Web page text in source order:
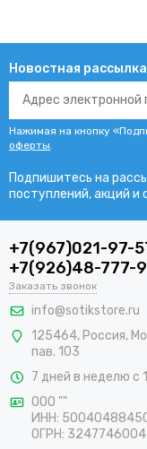
Новостная рассылка
Нажимая на кнопку
оферты.
Подпишитесь на
поступлений, акций и
+7(967)021-97-
+7(926)48-777-
Заказать звонок
info@sotikstore.ru
125464, Россия,
пав. 103
7 дней в неделю с
ООО ""
ИНН:
ОГРН: